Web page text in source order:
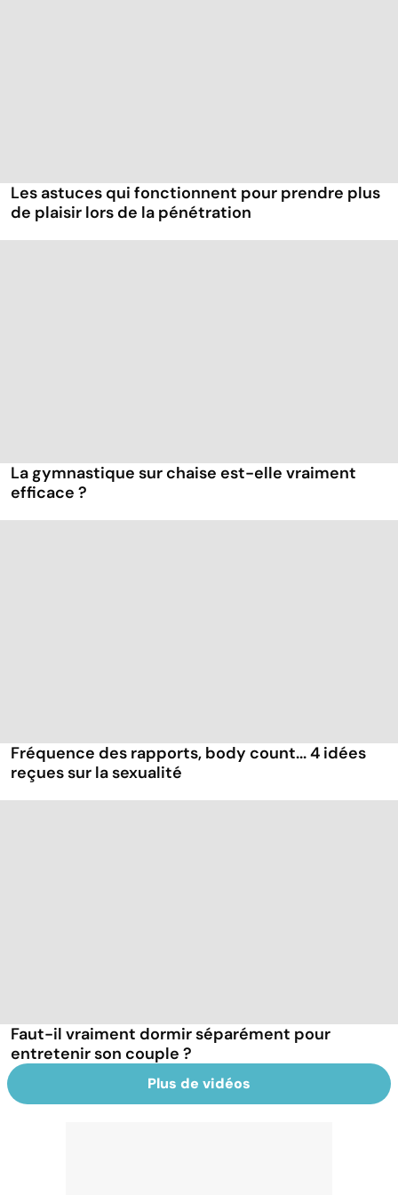
Les astuces qui fonctionnent pour prendre plus
de plaisir lors de la pénétration
La gymnastique sur chaise est-elle vraiment
efficace ?
Fréquence des rapports, body count... 4 idées
reçues sur la sexualité
Faut-il vraiment dormir séparément pour
entretenir son couple ?
Plus de vidéos